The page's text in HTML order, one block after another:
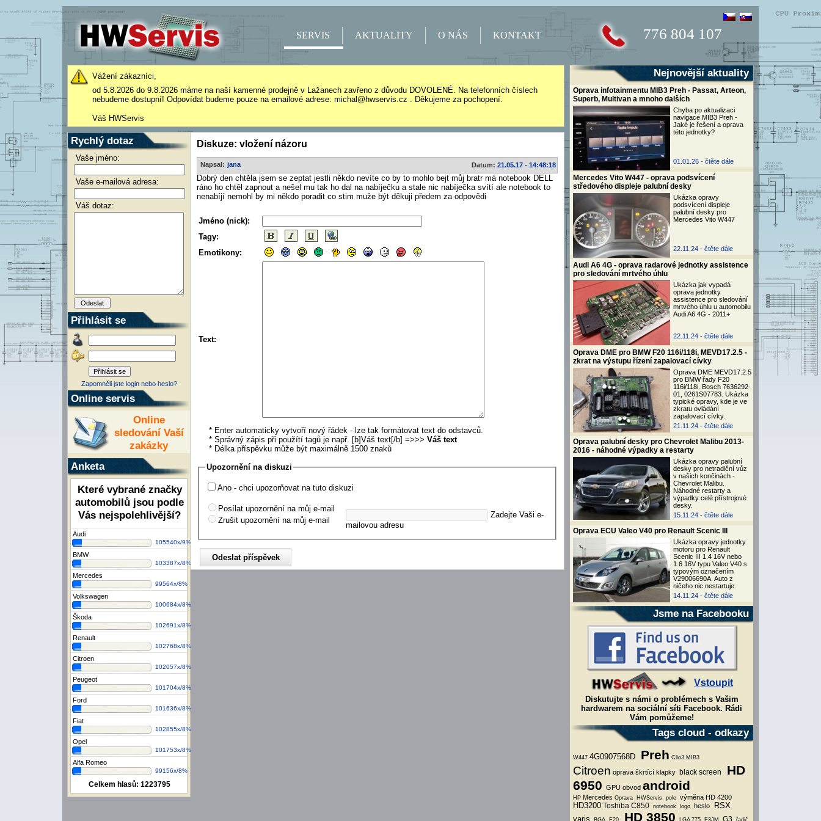
776 804 107
SERVIS AKTUALITY O NÁS KONTAKT
Nejnovější aktuality
Oprava infotainmentu MIB3 Preh - Passat, Arteon,
Superb, Multivan a mnoho dalších
Chyba po aktualizaci
navigace MIB3 Preh -
Jaké je řešení a oprava
této jednotky?
01.01.26 - čtěte dále
Mercedes Vito W447 - oprava podsvícení
středového displeje palubní desky
Ukázka opravy
podsvícení displeje
palubní desky pro
Mercedes Vito W447
22.11.24 - čtěte dále
Audi A6 4G - oprava radarové jednotky assistence
pro sledování mrtvého úhlu
Ukázka jak vypadá
oprava jednotky
assistence pro sledování
mrtvého úhlu u automobilu
Audi A6 4G - 2011+
22.11.24 - čtěte dále
Oprava DME pro BMW F20 116i/118i, MEVD17.2.5 -
zkrat na výstupu řízení zapalovací cívky
Oprava DME MEVD17.2.5
pro BMW řady F20
116i/118i. Bosch 7636292-
01, 0261S07783. Ukázka
typické opravy, kde je ve
zkratu ovládání
zapalovací cívky.
21.11.24 - čtěte dále
Oprava palubní desky pro Chevrolet Malibu 2013-
2016 - náhodné výpadky a restarty
Ukázka opravy palubní
desky pro netradiční vůz
v našich končinách -
Chevrolet Malibu.
Náhodné restarty a
výpadky celé přístrojové
desky.
15.11.24 - čtěte dále
Oprava ECU Valeo V40 pro Renault Scenic III
Ukázka opravy jednotky
motoru pro Renault
Scenic III 1.4 16V nebo
1.6 16V typu Valeo V40 s
typovým označením
V29006690A. Auto z
ničeho nic nestartuje.
14.11.24 - čtěte dále
Jsme na Facebooku
Vstoupit
Diskutujte s námi o problémech s Vašim
hardwarem na sociální síti Facebook. Rádi
Vám pomůžeme!
Tags cloud - odkazy
W447 4G0907568D Preh Clio3 MIB3
Citroen oprava škrtící klapky black screen
HD
6950 GPU obvod android
HP Mercedes Oprava HWServis pole výměna HD 4200
HD3200 Toshiba C850 notebook logo heslo
RSX
yaris
BGA F20 HD 3850 LGA 775 F3JM G3 řadič
Vážení zákazníci,
od 5.8.2026 do 9.8.2026 máme na naší kamenné prodejně v Lažanech zavřeno z důvodu DOVOLENÉ. Na telefonních číslech
nebudeme dostupní! Odpovídat budeme pouze na emailové adrese: michal@hwservis.cz . Děkujeme za pochopení.
Váš HWServis
Rychlý dotaz
Vaše jméno:
Vaše e-mailová adresa:
Váš dotaz:
Přihlásit se
Zapomněli jste login nebo heslo?
Online servis
Online
sledování Vaší
zakázky
Anketa
Které vybrané značky
automobilů jsou podle
Vás nejspolehlivější?
Audi
105540x/9%
BMW
103387x/8%
Mercedes
99564x/8%
Volkswagen
100684x/8%
Škoda
102691x/8%
Renault
102768x/8%
Citroen
102057x/8%
Peugeot
101704x/8%
Ford
101636x/8%
Fiat
102855x/8%
Opel
101753x/8%
Alfa Romeo
99156x/8%
Celkem hlasů: 1223795
Diskuze: vložení názoru
Datum: 21.05.17 - 14:48:18
Napsal: jana
Dobrý den chtěla jsem se zeptat jestli někdo nevíte co by to mohlo bejt můj bratr má notebook DELL
ráno ho chtěl zapnout a nešel mu tak ho dal na nabíječku a stale nic nabíječka svítí ale notebook to
nenabíjí nemohl by mi někdo poradit co stim muže být děkuji předem za odpovědi
Jméno (nick):
Tagy:
Emotikony:
Text:
* Enter automaticky vytvoří nový řádek - lze tak formátovat text do odstavců.
* Správný zápis při použítí tagů je např. [b]Váš text[/b] =>>> Váš text
* Délka příspěvku může být maximálně 1500 znaků
Upozornění na diskuzi
Ano - chci upozorňovat na tuto diskuzi
Posílat upozornění na můj e-mail
Zrušit upozornění na můj e-mail
Zadejte Vaši e-
mailovou adresu